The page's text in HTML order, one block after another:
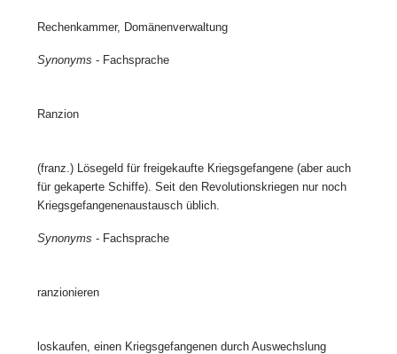
Rechenkammer, Domänenverwaltung
Synonyms - Fachsprache
Ranzion
(franz.) Lösegeld für freigekaufte Kriegsgefangene (aber auch
für gekaperte Schiffe). Seit den Revolutionskriegen nur noch
Kriegsgefangenenaustausch üblich.
Synonyms - Fachsprache
ranzionieren
loskaufen, einen Kriegsgefangenen durch Auswechslung